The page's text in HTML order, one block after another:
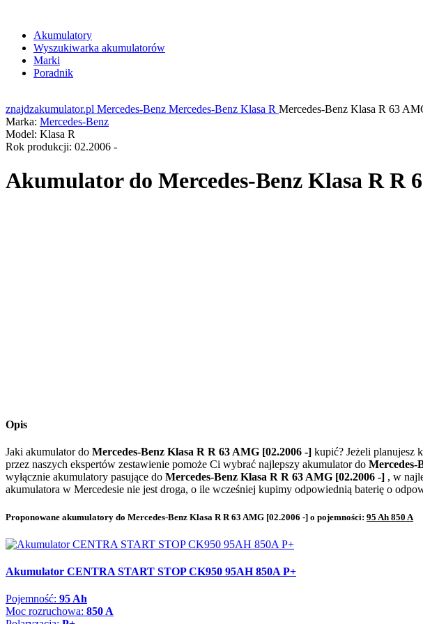
Akumulatory
Wyszukiwarka akumulatorów
Marki
Poradnik
znajdzakumulator.pl Mercedes-Benz Mercedes-Benz Klasa R Mercedes-Benz Klasa R 63
Marka: Mercedes-Benz
Model: Klasa R
Rok produkcji: 02.2006 -
Akumulator do Mercedes-Benz Klasa R R
Opis
Jaki akumulator do Mercedes-Benz Klasa R R 63 AMG [02.2006 -] kupić? Jeżeli planujesz
przez naszych ekspertów zestawienie pomoże Ci wybrać najlepszy akumulator do Mercedes-
wyłącznie akumulatory pasujące do Mercedes-Benz Klasa R R 63 AMG [02.2006 -] , w
akumulatora w Mercedesie nie jest droga, o ile wcześniej kupimy odpowiednią baterię o
Proponowane akumulatory do Mercedes-Benz Klasa R R 63 AMG [02.2006 -] o pojemności: 95 Ah 850 A
Akumulator CENTRA START STOP CK950 95AH 850A P+
Pojemność: 95 Ah
Moc rozruchowa: 850 A